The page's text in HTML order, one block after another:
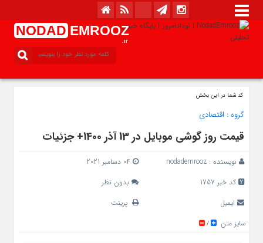
NODAD EMROOZ
.ir
کد شما در این بخش
گروه : اقتصادی
قیمت روز گوشی موبایل در 13 آذر 1400+ جزئیات
نویسنده : nodademrooz
کد خبر 1757
بدون نظر
ایمیل
پرینت
سایز متن
/